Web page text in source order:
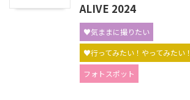
ALIVE 2024
♥気ままに撮りたい
♥行ってみたい！やってみたい！
フォトスポット